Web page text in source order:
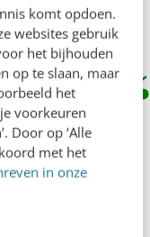
komt opdoen.
websites gebruik
het bijhouden
op te slaan, maar
het
voorkeuren
Door op ‘Alle
met het
in onze
zijn dedain
ze graag,